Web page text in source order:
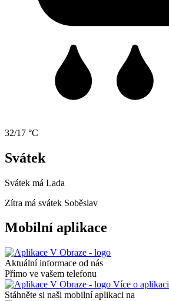
32/17 °C
Svátek
Svátek má Lada
Zítra má svátek Soběslav
Mobilní aplikace
Aktuální informace od nás
Přímo ve vašem telefonu
Více o aplikaci
Stáhněte si naši mobilní aplikaci na